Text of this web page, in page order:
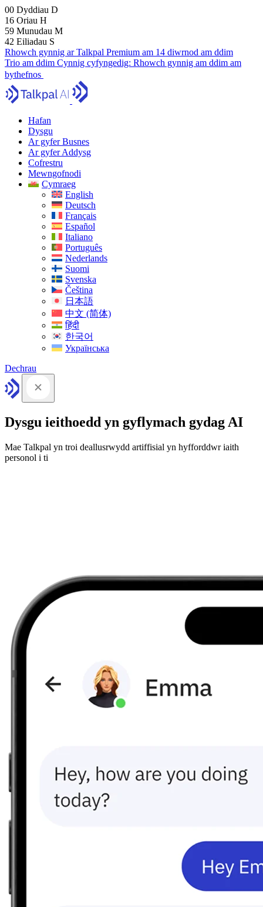
00 Dyddiau D
16 Oriau H
59 Munudau M
41 Eiliadau S
Rhowch gynnig ar Talkpal Premium am 14 diwrnod am ddim
Trio am ddim Cynnig cyfyngedig: Rhowch gynnig am ddim am
bythefnos
Hafan
Dysgu
Ar gyfer Busnes
Ar gyfer Addysg
Cofrestru
Mewngofnodi
Cymraeg
English
Deutsch
Français
Español
Italiano
Português
Nederlands
Suomi
Svenska
Čeština
日本語
中文 (简体)
हिंदी
한국어
Українська
Dechrau
Dysgu ieithoedd yn gyflymach gydag AI
Mae Talkpal yn troi deallusrwydd artiffisial yn hyfforddwr iaith
personol i ti